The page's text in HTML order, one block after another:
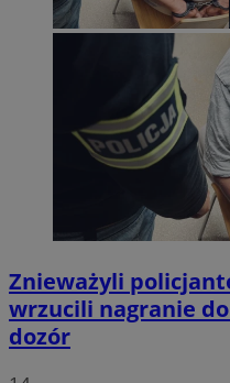
Znieważyli
wrzucili nagranie
dozór